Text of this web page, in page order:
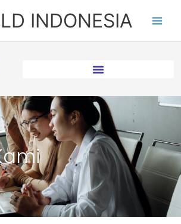
INDONESIA